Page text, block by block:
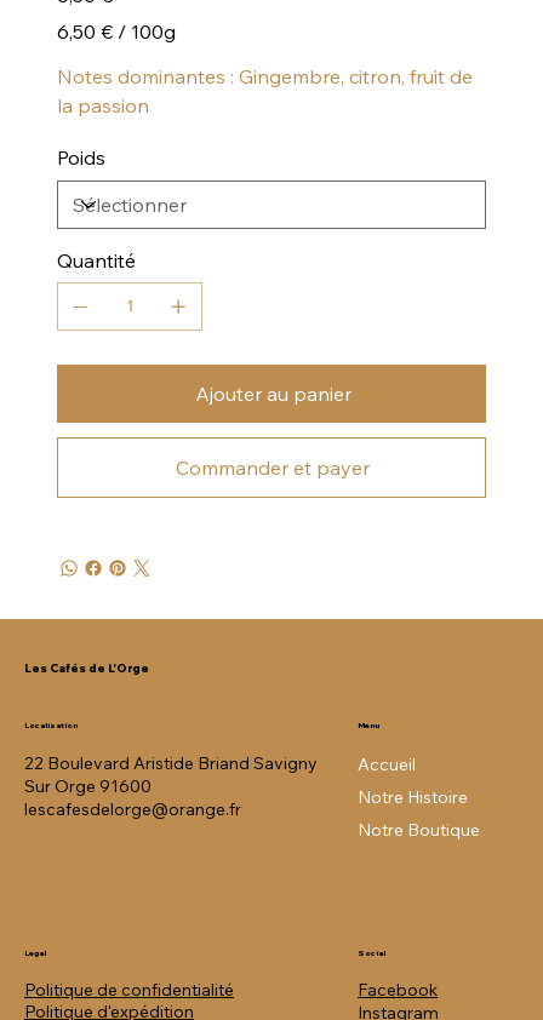
6,50 €
par
6,50 € / 100g
Notes dominantes : Gingembre, citron, fruit de
la passion
Poids
Quantité
Ajouter au panier
Commander et payer
Les Cafés de L'Orge
Localisation
22 Boulevard Aristide Briand Savigny
Sur Orge 91600
lescafesdelorge@orange.fr
Menu
Accueil
Notre Histoire
Notre Boutique
Legal
Politique de confidentialité
Politique d'expédition
Social
Facebook
Instagram